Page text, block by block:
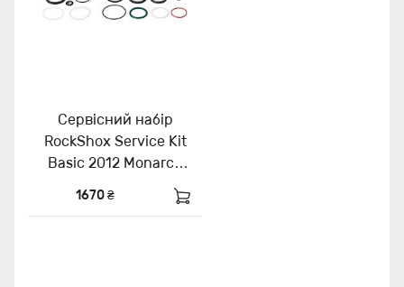
Сервісний набір
RockShox Service Kit
Basic 2012 Monarch
XX 11.4118.006.010
1670 ₴